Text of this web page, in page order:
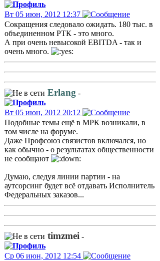
Вт 05 июн, 2012 12:37
Сокращения следовало ожидать. 180 тыс. в
объединенном РТК - это много.
А при очень невысокой EBITDA - так и
очень много.
Erlang -
Вт 05 июн, 2012 20:12
Подобные темы ещё в МРК возникали, в
том числе на форуме.
Даже Профсоюз связистов включался, но
как обычно - о результатах общественности
не сообщают
Думаю, следуя линии партии - на
аутсорсинг будет всё отдавать Исполнитель
Федеральных заказов...
timzmei -
Ср 06 июн, 2012 12:54